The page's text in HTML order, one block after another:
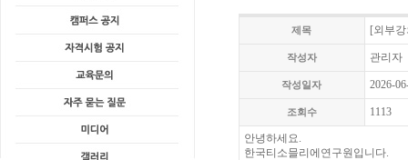
제목 [외부
작성자 관리자
작성일자 2026-
조회수 1113
안녕하세요.
한국티소믈리에연구원입니다.